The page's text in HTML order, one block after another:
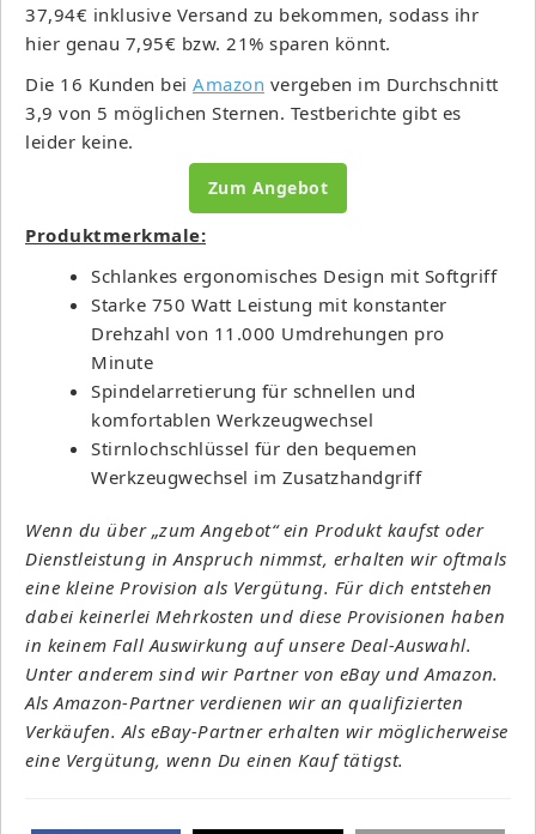
37,94€ inklusive Versand zu bekommen, sodass ihr
hier genau 7,95€ bzw. 21% sparen könnt.
Die 16 Kunden bei Amazon vergeben im Durchschnitt
3,9 von 5 möglichen Sternen. Testberichte gibt es
leider keine.
Zum Angebot
Produktmerkmale:
Schlankes ergonomisches Design mit Softgriff
Starke 750 Watt Leistung mit konstanter
Drehzahl von 11.000 Umdrehungen pro
Minute
Spindelarretierung für schnellen und
komfortablen Werkzeugwechsel
Stirnlochschlüssel für den bequemen
Werkzeugwechsel im Zusatzhandgriff
Wenn du über „zum Angebot“ ein Produkt kaufst oder
Dienstleistung in Anspruch nimmst, erhalten wir oftmals
eine kleine Provision als Vergütung. Für dich entstehen
dabei keinerlei Mehrkosten und diese Provisionen haben
in keinem Fall Auswirkung auf unsere Deal-Auswahl.
Unter anderem sind wir Partner von eBay und Amazon.
Als Amazon-Partner verdienen wir an qualifizierten
Verkäufen. Als eBay-Partner erhalten wir möglicherweise
eine Vergütung, wenn Du einen Kauf tätigst.